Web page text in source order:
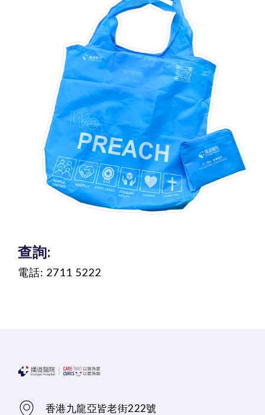
查詢:
電話: 2711 5222
香港九龍亞皆老街222號